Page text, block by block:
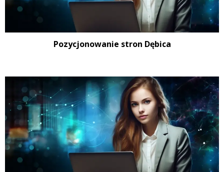
Pozycjonowanie stron Dębica